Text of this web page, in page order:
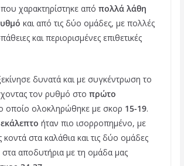
χαρακτηρίστηκε από πολλά λάθη
και από τις δύο ομάδες, με πολλές
και περιορισμένες επιθετικές
δυνατά και με συγκέντρωση το
τον ρυθμό στο πρώτο
οποίο ολοκληρώθηκε με σκορ 15-19.
ήταν πιο ισορροπημένο, με
κοντά στα καλάθια και τις δύο ομάδες
αποδυτήρια με τη ομάδα μας